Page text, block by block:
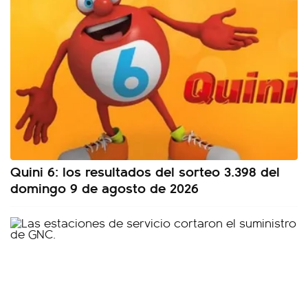
Quini 6: los resultados del sorteo 3.398 del
domingo 9 de agosto de 2026